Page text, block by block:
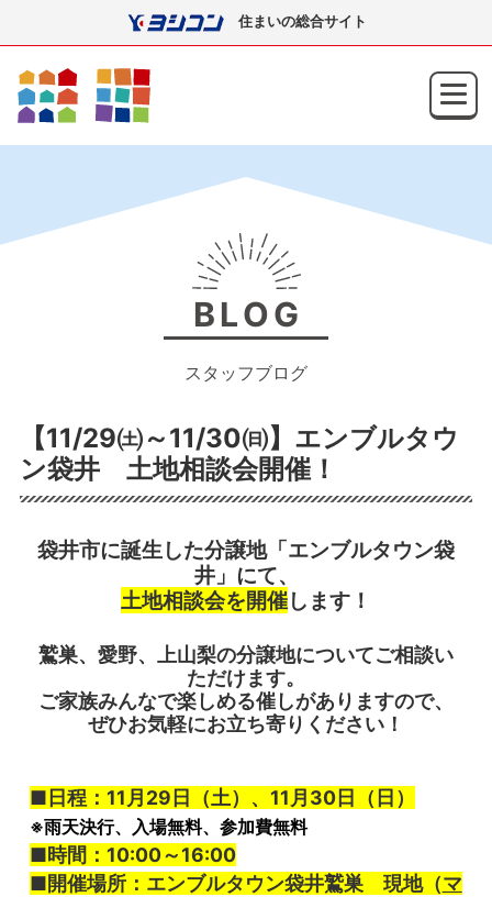
住まいの総合サイト
BLOG
スタッフブログ
【11/29㈯～11/30㈰】エンブルタウ
ン袋井 土地相談会開催！
袋井市に誕生した分譲地「エンブルタウン袋
井」にて、
土地相談会を開催します！
鷲巣、愛野、上山梨の分譲地についてご相談い
ただけます。
ご家族みんなで楽しめる催しがありますので、
ぜひお気軽にお立ち寄りください！
■日程：11月29日（土）、11月30日（日）
※雨天決行、入場無料、参加費無料
■時間：10:00～16:00
■開催場所：エンブルタウン袋井鷲巣 現地（マ